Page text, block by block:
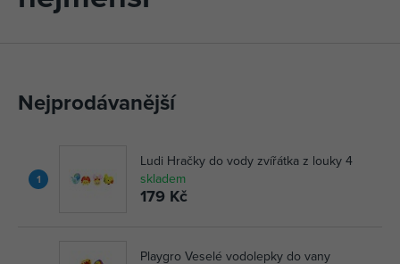
Nejprodávanější
1
Ludi Hračky do vody zvířátka z louky 4
skladem
179 Kč
Playgro Veselé vodolepky do vany